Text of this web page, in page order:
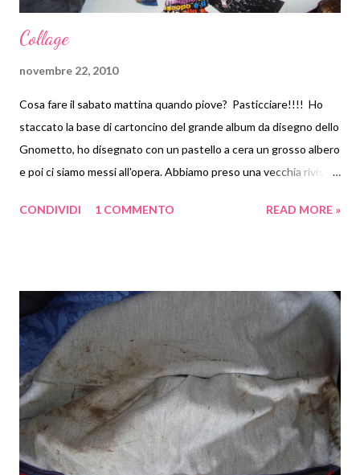
Collage
novembre 22, 2010
Cosa fare il sabato mattina quando piove? Pasticciare!!!! Ho
staccato la base di cartoncino del grande album da disegno dello
Gnometto, ho disegnato con un pastello a cera un grosso albero
e poi ci siamo messi all'opera. Abbiamo preso una vecchia rivista.
grande gioia dello Gnometto e del suo animo distruttore! Poi
andata per il verso giusto! Lo Gnometto ha trovato mooolto più
interessante spalmare la colla e a me è rimasta la carta e sulla
carta altra colla... Abbiamo pasticciato un bel po'. Alla fine aveva
la colla anche sul naso perchè non ha potuto evitare di dargli una
bella annusata! Abbiamo appeso la nostra opera d'arte
all'ingresso su un'anta dell'armadio a muro (anche se lui avrebbe
preferit...
CONDIVIDI 1 COMMENTO READ MORE »